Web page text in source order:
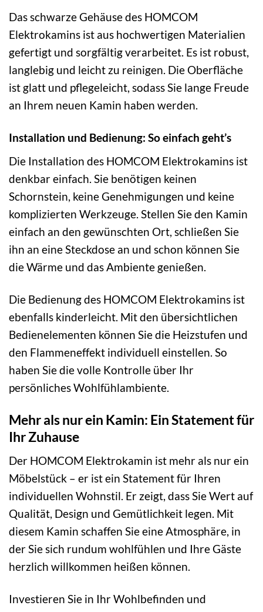
Das schwarze Gehäuse des HOMCOM
Elektrokamins ist aus hochwertigen Materialien
gefertigt und sorgfältig verarbeitet. Es ist robust,
langlebig und leicht zu reinigen. Die Oberfläche
ist glatt und pflegeleicht, sodass Sie lange Freude
an Ihrem neuen Kamin haben werden.
Installation und Bedienung: So einfach geht’s
Die Installation des HOMCOM Elektrokamins ist
denkbar einfach. Sie benötigen keinen
Schornstein, keine Genehmigungen und keine
komplizierten Werkzeuge. Stellen Sie den Kamin
einfach an den gewünschten Ort, schließen Sie
ihn an eine Steckdose an und schon können Sie
die Wärme und das Ambiente genießen.
Die Bedienung des HOMCOM Elektrokamins ist
ebenfalls kinderleicht. Mit den übersichtlichen
Bedienelementen können Sie die Heizstufen und
den Flammeneffekt individuell einstellen. So
haben Sie die volle Kontrolle über Ihr
persönliches Wohlfühlambiente.
Mehr als nur ein Kamin: Ein Statement für
Ihr Zuhause
Der HOMCOM Elektrokamin ist mehr als nur ein
Möbelstück – er ist ein Statement für Ihren
individuellen Wohnstil. Er zeigt, dass Sie Wert auf
Qualität, Design und Gemütlichkeit legen. Mit
diesem Kamin schaffen Sie eine Atmosphäre, in
der Sie sich rundum wohlfühlen und Ihre Gäste
herzlich willkommen heißen können.
Investieren Sie in Ihr Wohlbefinden und